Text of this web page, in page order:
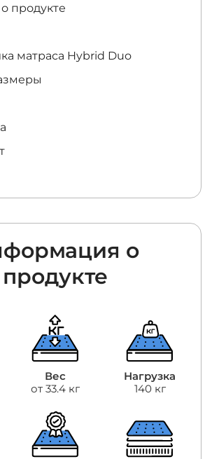
продукте
матраса Hybrid Duo
о
продукте
Вес
от 33.4 кг
Нагрузка
140 кг